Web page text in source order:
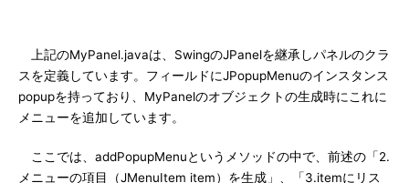
上記のMyPanel.javaは、SwingのJPanelを継承しパネルのクラ
スを定義しています。フィールドにJPopupMenuのインスタンス
popupを持っており、MyPanelのオブジェクトの生成時にこれに
メニューを追加しています。
ここでは、addPopupMenuというメソッドの中で、前述の「2.
メニューの項目（JMenuItem item）を生成」、「3.itemにリス